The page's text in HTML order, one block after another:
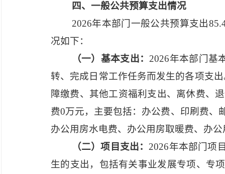
四、一般公共预算支出情况
2026年本部门一般公共预算支出
况如下：
（一）基本支出： 2026年本部门基
转、完成日常工作任务而发生的各项支
障缴费、其他工资福利支出、离休费、
费0万元，主要包括：办公费、印刷费、
办公用房水电费、办公用房取暖费、办
（二）项目支出： 2026年本部门项
生的支出，包括有关事业发展专项、专